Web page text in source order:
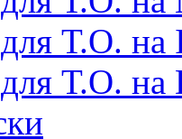
для Т.О.
Т.О. на